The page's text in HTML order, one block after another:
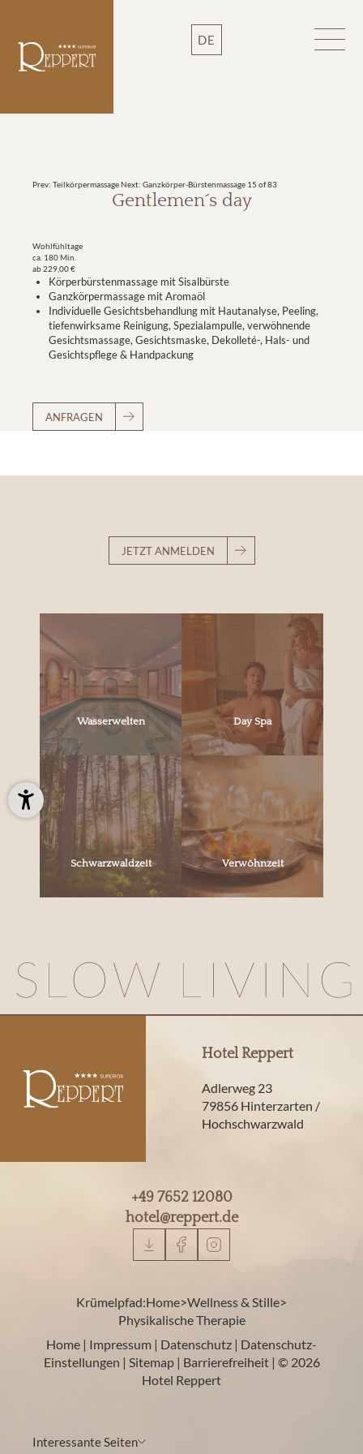
DE
Prev: TeilkörpermassageNext: Ganzkörper-Bürstenmassage 15 of 83
Gentlemen´s day
Wohlfühltage
ca. 180 Min.
ab 229,00 €
Körperbürstenmassage mit Sisalbürste
Ganzkörpermassage mit Aromaöl
Individuelle Gesichtsbehandlung mit Hautanalyse, Peeling,
tiefenwirksame Reinigung, Spezialampulle, verwöhnende
Gesichtsmassage, Gesichtsmaske, Dekolleté-, Hals- und
Gesichtspflege & Handpackung
ANFRAGEN
JETZT ANMELDEN
Wasserwelten Day Spa
Schwarzwaldzeit Verwöhnzeit
Hotel Reppert
Adlerweg 23
79856 Hinterzarten /
Hochschwarzwald
+49 7652 12080
hotel@reppert.de
Krümelpfad:Home>Wellness & Stille>
Physikalische Therapie
Home | Impressum | Datenschutz | Datenschutz-
Einstellungen | Sitemap | Barrierefreiheit | © 2026
Hotel Reppert
Interessante Seiten